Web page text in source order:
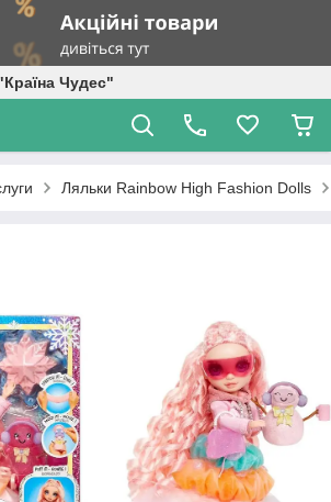
Чудес"
Ляльки Rainbow High Fashion Dolls